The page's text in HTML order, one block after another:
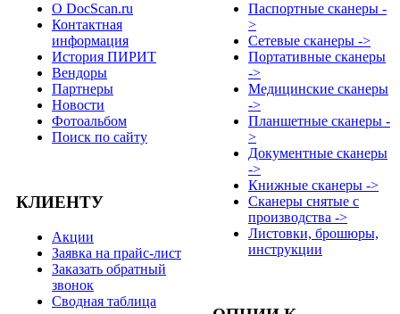
О DocScan.ru
Контактная
информация
История ПИРИТ
Вендоры
Партнеры
Новости
Фотоальбом
Поиск по сайту
КЛИЕНТУ
Акции
Заявка на прайс-лист
Заказать обратный
звонок
Сводная таблица
Паспортные сканеры -
>
Сетевые сканеры ->
Портативные сканеры
->
Медицинские сканеры
->
Планшетные сканеры -
>
Документные сканеры
->
Книжные сканеры ->
Сканеры снятые с
производства ->
Листовки, брошюры,
инструкции